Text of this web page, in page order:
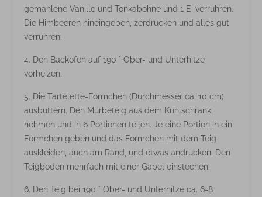
gemahlene Vanille und Tonkabohne und 1 Ei verrühren.
Die Himbeeren hineingeben, zerdrücken und alles gut
verrühren.
Den Backofen auf 190 ° Ober- und Unterhitze
vorheizen.
Die Tartelette-Förmchen (Durchmesser ca. 10 cm)
ausbuttern. Den Mürbeteig aus dem Kühlschrank
nehmen und in 6 Portionen teilen. Je eine Portion in ein
Förmchen geben und das Förmchen mit dem Teig
auskleiden, auch am Rand, und etwas andrücken. Den
Teigboden mehrfach mit einer Gabel einstechen.
Den Teig bei 190 ° Ober- und Unterhitze ca. 6-8